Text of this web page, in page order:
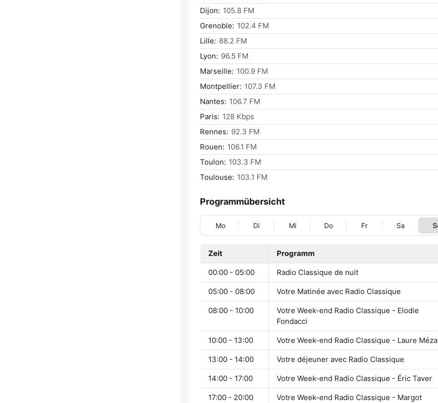
Dijon: 105.8 FM
Grenoble: 102.4 FM
Lille: 88.2 FM
Lyon: 96.5 FM
Marseille: 100.9 FM
Montpellier: 107.3 FM
Nantes: 106.7 FM
Paris: 128 Kbps
Rennes: 92.3 FM
Rouen: 106.1 FM
Toulon: 103.3 FM
Toulouse: 103.1 FM
Programmübersicht
Mo Di Mi Do Fr Sa
Zeit Programm
00:00 - 05:00 Radio Classique de nuit
05:00 - 08:00 Votre Matinée avec Radio Classique
08:00 - 10:00
Votre Week-end Radio Classique - Elodie
Fondacci
10:00 - 13:00 Votre Week-end Radio Classique - Laure
13:00 - 14:00 Votre déjeuner avec Radio Classique
14:00 - 17:00 Votre Week-end Radio Classique - Éric Taver
17:00 - 20:00
Votre Week-end Radio Classique - Margot